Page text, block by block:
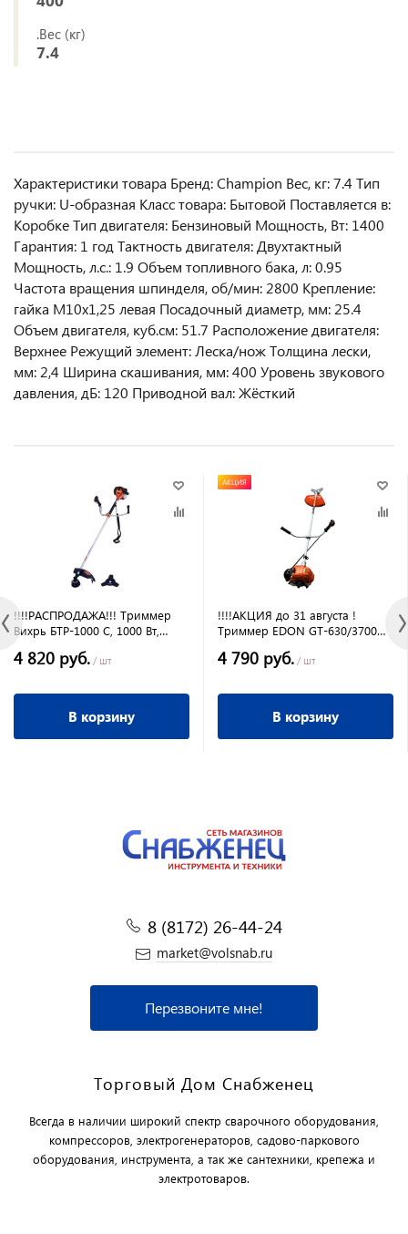
.Вес (кг)
7.4
Характеристики товара Бренд: Champion Вес, кг: 7.4 Тип
ручки: U-образная Класс товара: Бытовой Поставляется в:
Коробке Тип двигателя: Бензиновый Мощность, Вт: 1400
Гарантия: 1 год Тактность двигателя: Двухтактный
Мощность, л.с.: 1.9 Объем топливного бака, л: 0.95
Частота вращения шпинделя, об/мин: 2800 Крепление:
гайка М10х1,25 левая Посадочный диаметр, мм: 25.4
Объем двигателя, куб.см: 51.7 Расположение двигателя:
Верхнее Режущий элемент: Леска/нож Толщина лески,
мм: 2,4 Ширина скашивания, мм: 400 Уровень звукового
давления, дБ: 120 Приводной вал: Жёсткий
!!!!РАСПРОДАЖА!!! Триммер
Вихрь БТР-1000 С, 1000 Вт,
разъемная штанга
4 820 руб. / шт
В корзину
АКЦИЯ
!!!!АКЦИЯ до 31 августа !
Триммер EDON GT-630/3700
4 790 руб. / шт
В корзину
8 (8172) 26-44-24
market@volsnab.ru
Перезвоните мне!
Торговый Дом Снабженец
Всегда в наличии широкий спектр сварочного оборудования,
компрессоров, электрогенераторов, садово-паркового
оборудования, инструмента, а так же сантехники, крепежа и
электротоваров.